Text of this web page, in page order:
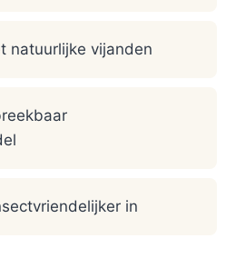
natuurlijke vijanden
in